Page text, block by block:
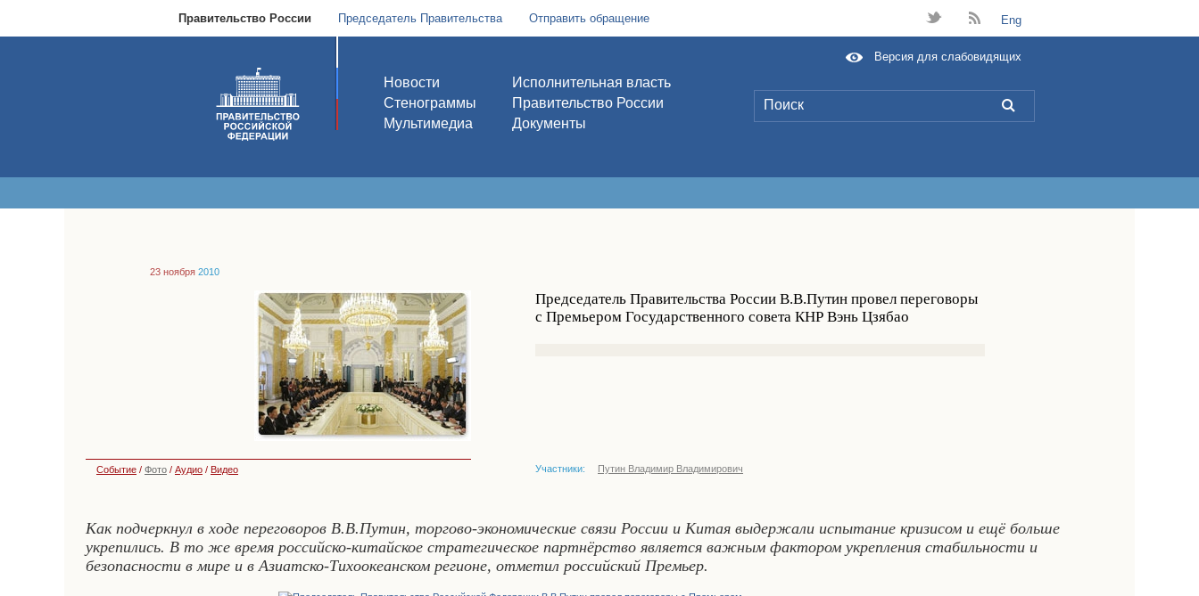
Правительство России Председатель Правительства Отправить обращение t B Eng
Новости
Стенограммы
Мультимедиа
Исполнительная власть
Правительство России
Документы
L
Версия для слабовидящих
23 ноября 2010
Председатель Правительства России В.В.Путин провел переговоры
с Премьером Государственного совета КНР Вэнь Цзябао
Событие / Фото / Аудио / Видео Участники: Путин Владимир Владимирович
Как подчеркнул в ходе переговоров В.В.Путин, торгово-экономические связи России и Китая выдержали испытание кризисом и ещё больше
укрепились. В то же время российско-китайское стратегическое партнёрство является важным фактором укрепления стабильности и
безопасности в мире и в Азиатско-Тихоокеанском регионе, отметил российский Премьер.